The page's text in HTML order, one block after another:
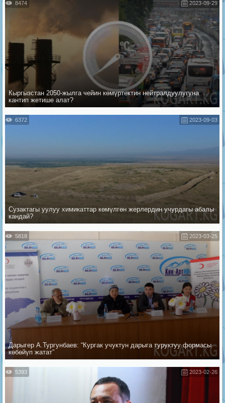
2023-09-29
8474
Кыргызстан 2050-жылга чейин көмүртектин нейтралдуулугуна
кантип жетише алат?
2023-09-03
6372
Сузактагы уулуу химикаттар көмүлгөн жерлердин учурдагы абалы
кандай?
2023-03-25
5818
Дарыгер А.Тургунбаев: “Кургак учуктун дарыга туруктуу формасы
көбөйүп жатат”
2023-02-26
5393